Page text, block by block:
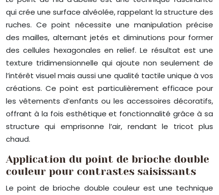
qui crée une surface alvéolée, rappelant la structure des
ruches. Ce point nécessite une manipulation précise
des mailles, alternant jetés et diminutions pour former
des cellules hexagonales en relief. Le résultat est une
texture tridimensionnelle qui ajoute non seulement de
l’intérêt visuel mais aussi une qualité tactile unique à vos
créations. Ce point est particulièrement efficace pour
les vêtements d’enfants ou les accessoires décoratifs,
offrant à la fois esthétique et fonctionnalité grâce à sa
structure qui emprisonne l’air, rendant le tricot plus
chaud.
Application du point de brioche double
couleur pour contrastes saisissants
Le point de brioche double couleur est une technique